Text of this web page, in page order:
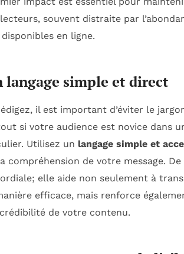
souvent distraite par
en ligne.
simple et direct
il est important d’éviter le
si votre audience est novice dans
Utilisez un langage simple et
compréhension de votre message. De
elle aide non seulement à
efficace, mais renforce
de votre contenu.